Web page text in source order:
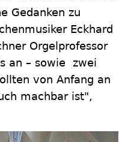
Gedanken zu
Eckhard
Orgelprofessor
an – sowie zwei
von Anfang an
machbar ist",